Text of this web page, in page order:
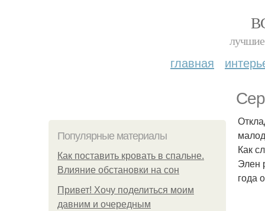
лучшие
главная
Популярные материалы
Как поставить кровать в спальне.
Влияние обстановки на сон
Привет! Хочу поделиться моим
давним и очередным
Как
Элен
года